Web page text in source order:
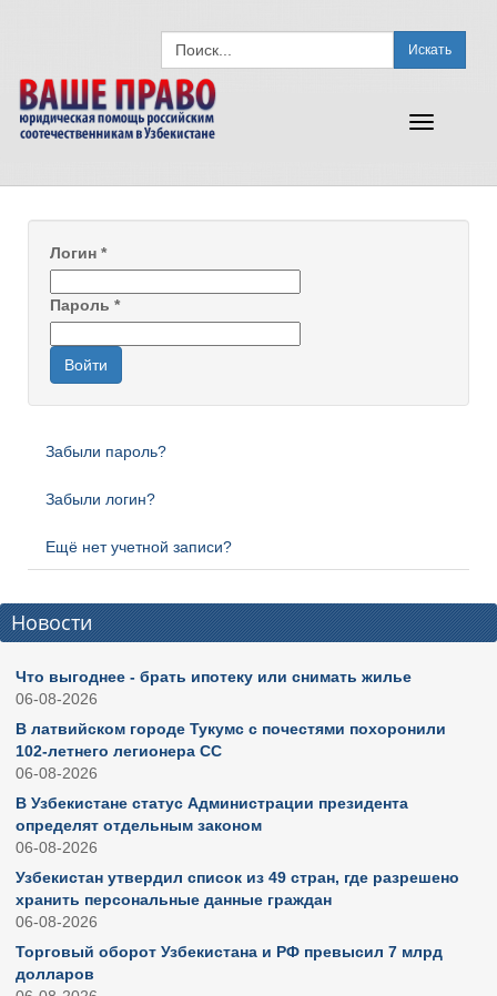
Искать
Toggle
Логин *
Пароль *
Войти
Забыли пароль?
Забыли логин?
Ещё нет учетной записи?
Новости
Что выгоднее - брать ипотеку или снимать жилье
06-08-2026
В латвийском городе Тукумс с почестями похоронили
102-летнего легионера СС
06-08-2026
В Узбекистане статус Администрации президента
определят отдельным законом
06-08-2026
Узбекистан утвердил список из 49 стран, где разрешено
хранить персональные данные граждан
06-08-2026
Торговый оборот Узбекистана и РФ превысил 7 млрд
долларов